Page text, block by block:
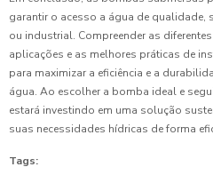
garantir o acesso a água de qualidade,
ou industrial. Compreender as
aplicações e as melhores práticas de
para maximizar a eficiência e a
água. Ao escolher a bomba ideal e
estará investindo em uma solução
suas necessidades hídricas de forma
Tags: